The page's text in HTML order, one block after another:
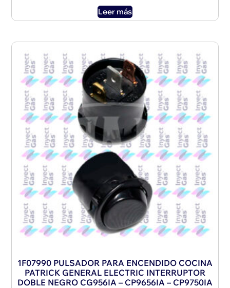
Leer más
1F07990 PULSADOR PARA ENCENDIDO COCINA
PATRICK GENERAL ELECTRIC INTERRUPTOR
DOBLE NEGRO CG956IA – CP9656IA – CP9750IA